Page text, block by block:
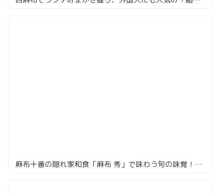
麻布十番の隠れ家和食「麻布 秀」で味わう旬の味覚！個室で楽しむ贅沢なひととき